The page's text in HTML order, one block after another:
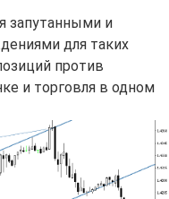
запутанными и
для таких
против
и торговля в одном